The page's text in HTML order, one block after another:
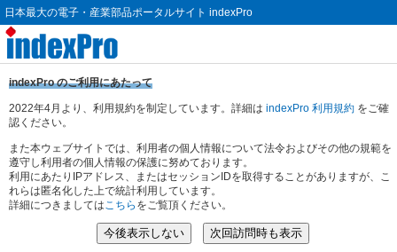
日本最大の電子・産業部品ポータルサイト indexPro
indexPro のご利用にあたって
2022年4月より、利用規約を制定しています。詳細は indexPro 利用規約 をご確
認ください。
また本ウェブサイトでは、利用者の個人情報について法令およびその他の規範を
遵守し利用者の個人情報の保護に努めております。
利用にあたりIPアドレス、またはセッションIDを取得することがありますが、こ
れらは匿名化した上で統計利用しています。
詳細につきましてはこちら をご覧頂ください。